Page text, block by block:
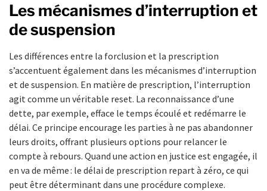
Les mécanismes d’interruption et
de suspension
Les différences entre la forclusion et la prescription
s’accentuent également dans les mécanismes d’interruption
et de suspension. En matière de prescription, l’interruption
agit comme un véritable reset. La reconnaissance d’une
dette, par exemple, efface le temps écoulé et redémarre le
délai. Ce principe encourage les parties à ne pas abandonner
leurs droits, offrant plusieurs options pour relancer le
compte à rebours. Quand une action en justice est engagée, il
en va de même : le délai de prescription repart à zéro, ce qui
peut être déterminant dans une procédure complexe.